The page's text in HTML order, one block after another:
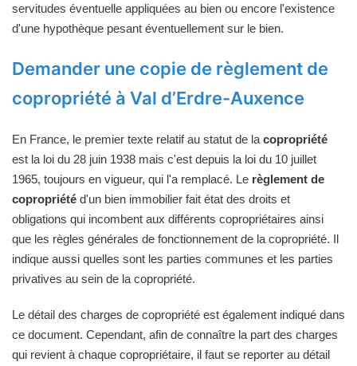
servitudes éventuelle appliquées au bien ou encore l'existence
d'une hypothèque pesant éventuellement sur le bien.
Demander une copie de règlement de
copropriété à Val d’Erdre-Auxence
En France, le premier texte relatif au statut de la copropriété
est la loi du 28 juin 1938 mais c'est depuis la loi du 10 juillet
1965, toujours en vigueur, qui l'a remplacé. Le règlement de
copropriété d'un bien immobilier fait état des droits et
obligations qui incombent aux différents copropriétaires ainsi
que les règles générales de fonctionnement de la copropriété. Il
indique aussi quelles sont les parties communes et les parties
privatives au sein de la copropriété.
Le détail des charges de copropriété est également indiqué dans
ce document. Cependant, afin de connaître la part des charges
qui revient à chaque copropriétaire, il faut se reporter au détail